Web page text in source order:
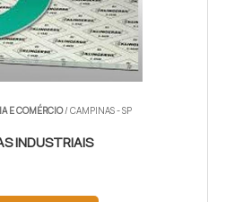
E COMÉRCIO/ CAMPINAS - SP
INDUSTRIAIS